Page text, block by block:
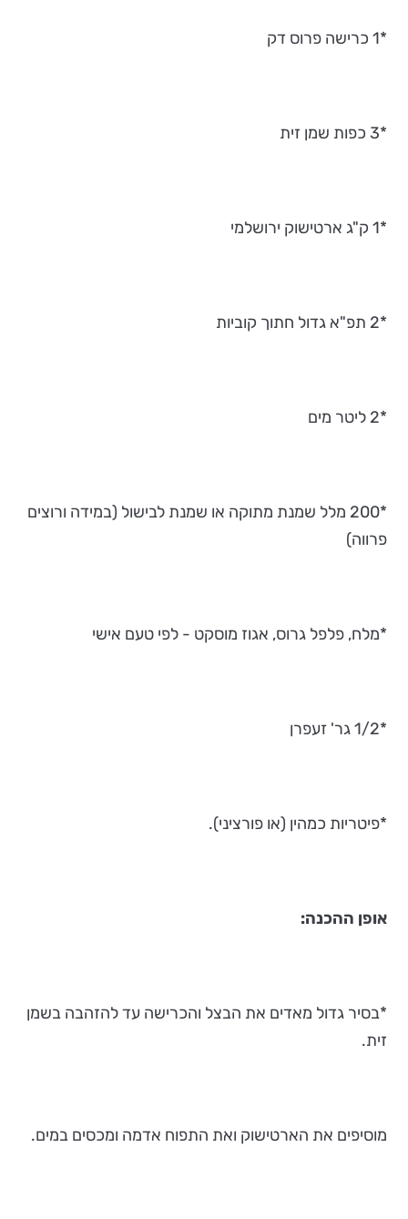
*1 כרישה פרוס דק
*3 כפות שמן זית
*1 ק"ג ארטישוק ירושלמי
*2 תפ"א גדול חתוך קוביות
*2 ליטר מים
*200 מלל שמנת מתוקה או שמנת לבישול (במידה ורוצים
פרווה)
*מלח, פלפל גרוס, אגוז מוסקט - לפי טעם אישי
*1/2 גר' זעפרן
*פיטריות כמהין (או פורציני).
אופן ההכנה:
*בסיר גדול מאדים את הבצל והכרישה עד להזהבה בשמן
זית.
מוסיפים את הארטישוק ואת התפוח אדמה ומכסים במים.